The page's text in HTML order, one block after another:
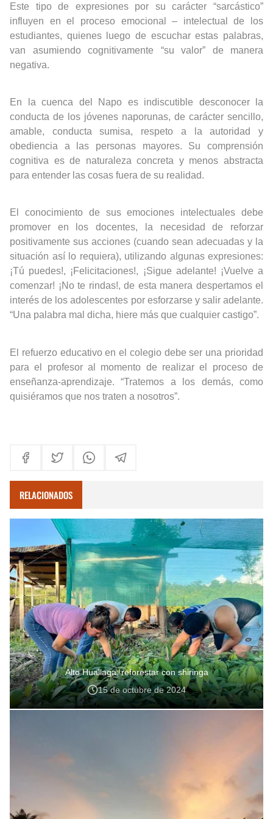
Este tipo de expresiones por su carácter “sarcástico”
influyen en el proceso emocional – intelectual de los
estudiantes, quienes luego de escuchar estas palabras,
van asumiendo cognitivamente “su valor” de manera
negativa.
En la cuenca del Napo es indiscutible desconocer la
conducta de los jóvenes naporunas, de carácter sencillo,
amable, conducta sumisa, respeto a la autoridad y
obediencia a las personas mayores. Su comprensión
cognitiva es de naturaleza concreta y menos abstracta
para entender las cosas fuera de su realidad.
El conocimiento de sus emociones intelectuales debe
promover en los docentes, la necesidad de reforzar
positivamente sus acciones (cuando sean adecuadas y la
situación así lo requiera), utilizando algunas expresiones:
¡Tú puedes!, ¡Felicitaciones!, ¡Sigue adelante! ¡Vuelve a
comenzar! ¡No te rindas!, de esta manera despertamos el
interés de los adolescentes por esforzarse y salir adelante.
“Una palabra mal dicha, hiere más que cualquier castigo”.
El refuerzo educativo en el colegio debe ser una prioridad
para el profesor al momento de realizar el proceso de
enseñanza-aprendizaje. “Tratemos a los demás, como
quisiéramos que nos traten a nosotros”.
RELACIONADOS
Alto Huallaga: reforestar con shiringa
15 de octubre de 2024